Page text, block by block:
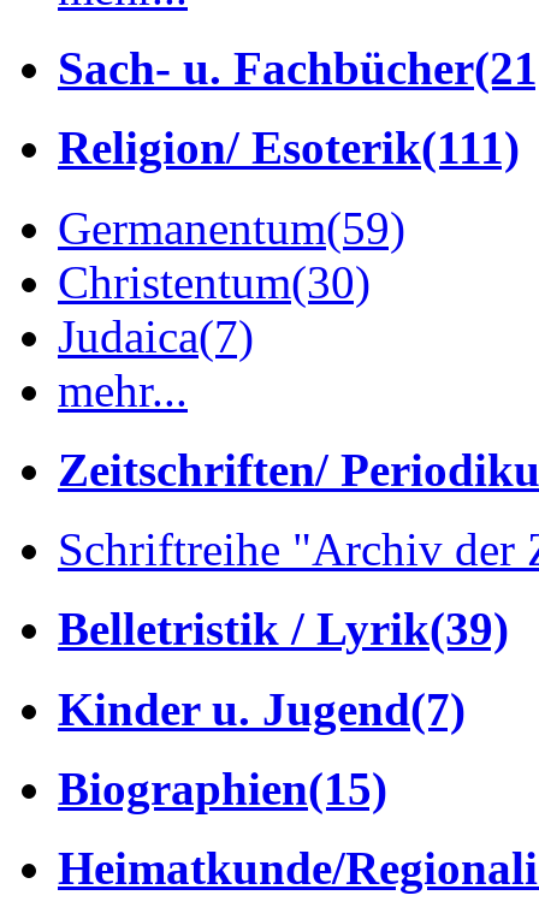
Sach- u. Fachbücher
Religion/ Esoterik(111)
Germanentum(59)
Christentum(30)
Judaica(7)
mehr...
Zeitschriften/
Schriftreihe "Archiv der
Belletristik / Lyrik(39)
Kinder u. Jugend(7)
Biographien(15)
Heimatkunde/